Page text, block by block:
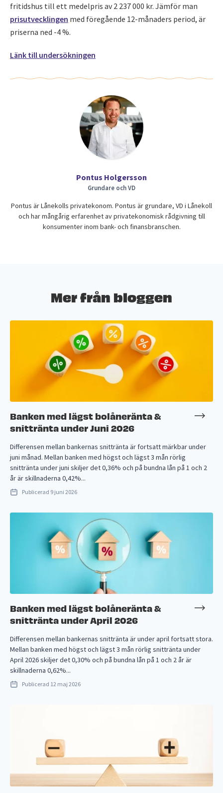
fritidshus till ett medelpris av 2 237 000 kr. Jämför man
prisutvecklingen med föregående 12-månaders period, är
priserna ned -4 %.
Länk till undersökningen
Pontus Holgersson
Grundare och VD
Pontus är Lånekolls privatekonom. Pontus är grundare, VD i Lånekoll
och har mångårig erfarenhet av privatekonomisk rådgivning till
konsumenter inom bank- och finansbranschen.
Mer från bloggen
Banken med lägst bolåneränta &
snittränta under Juni 2026
Differensen mellan bankernas snittränta är fortsatt märkbar under
juni månad. Mellan banken med högst och lägst 3 mån rörlig
snittränta under juni skiljer det 0,36% och på bundna lån på 1 och 2
år är skillnaderna 0,42%...
Publicerad 9 juni 2026
Banken med lägst bolåneränta &
snittränta under April 2026
Differensen mellan bankernas snittränta är under april fortsatt stora.
Mellan banken med högst och lägst 3 mån rörlig snittränta under
April 2026 skiljer det 0,30% och på bundna lån på 1 och 2 år är
skillnaderna 0,62%...
Publicerad 12 maj 2026